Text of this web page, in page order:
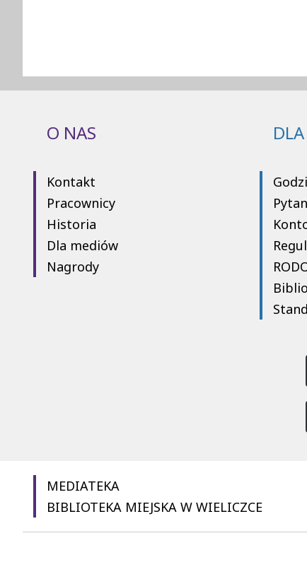
O NAS
Kontakt
Pracownicy
Historia
Dla mediów
Nagrody
MEDIATEKA
BIBLIOTEKA MIEJSKA W WIELICZCE